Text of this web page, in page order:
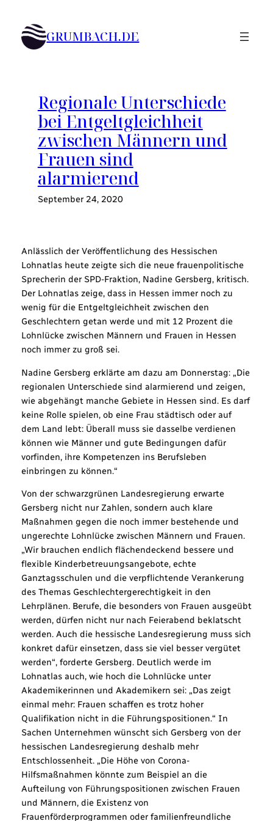
Inhalt
springen GRUMBACH.DE
Regionale Unterschiede
bei Entgeltgleichheit
zwischen Männern und
Frauen sind
alarmierend
September 24, 2020
Anlässlich der Veröffentlichung des Hessischen
Lohnatlas heute zeigte sich die neue frauenpolitische
Sprecherin der SPD-Fraktion, Nadine Gersberg, kritisch.
Der Lohnatlas zeige, dass in Hessen immer noch zu
wenig für die Entgeltgleichheit zwischen den
Geschlechtern getan werde und mit 12 Prozent die
Lohnlücke zwischen Männern und Frauen in Hessen
noch immer zu groß sei.
Nadine Gersberg erklärte am dazu am Donnerstag: „Die
regionalen Unterschiede sind alarmierend und zeigen,
wie abgehängt manche Gebiete in Hessen sind. Es darf
keine Rolle spielen, ob eine Frau städtisch oder auf
dem Land lebt: Überall muss sie dasselbe verdienen
können wie Männer und gute Bedingungen dafür
vorfinden, ihre Kompetenzen ins Berufsleben
einbringen zu können.“
Von der schwarzgrünen Landesregierung erwarte
Gersberg nicht nur Zahlen, sondern auch klare
Maßnahmen gegen die noch immer bestehende und
ungerechte Lohnlücke zwischen Männern und Frauen.
„Wir brauchen endlich flächendeckend bessere und
flexible Kinderbetreuungsangebote, echte
Ganztagsschulen und die verpflichtende Verankerung
des Themas Geschlechtergerechtigkeit in den
Lehrplänen. Berufe, die besonders von Frauen ausgeübt
werden, dürfen nicht nur nach Feierabend beklatscht
werden. Auch die hessische Landesregierung muss sich
konkret dafür einsetzen, dass sie viel besser vergütet
werden“, forderte Gersberg. Deutlich werde im
Lohnatlas auch, wie hoch die Lohnlücke unter
Akademikerinnen und Akademikern sei: „Das zeigt
einmal mehr: Frauen schaffen es trotz hoher
Qualifikation nicht in die Führungspositionen.“ In
Sachen Unternehmen wünscht sich Gersberg von der
hessischen Landesregierung deshalb mehr
Entschlossenheit. „Die Höhe von Corona-
Hilfsmaßnahmen könnte zum Beispiel an die
Aufteilung von Führungspositionen zwischen Frauen
und Männern, die Existenz von
Frauenförderprogrammen oder familienfreundliche